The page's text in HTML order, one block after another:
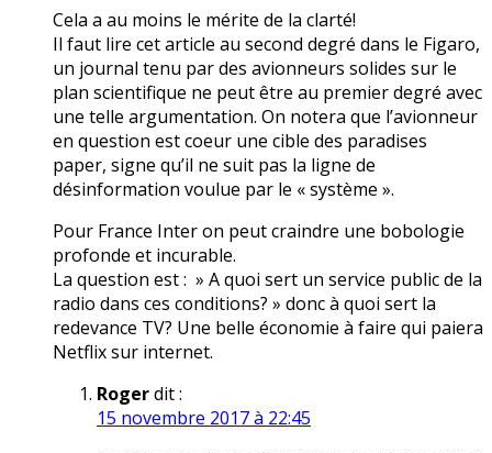
Cela a au moins le mérite de la clarté!
Il faut lire cet article au second degré dans le Figaro,
un journal tenu par des avionneurs solides sur le
plan scientifique ne peut être au premier degré avec
une telle argumentation. On notera que l’avionneur
en question est coeur une cible des paradises
paper, signe qu’il ne suit pas la ligne de
désinformation voulue par le « système ».
Pour France Inter on peut craindre une bobologie
profonde et incurable.
La question est : » A quoi sert un service public de la
radio dans ces conditions? » donc à quoi sert la
redevance TV? Une belle économie à faire qui paiera
Netflix sur internet.
Rogerdit :
15 novembre 2017 à 22:45